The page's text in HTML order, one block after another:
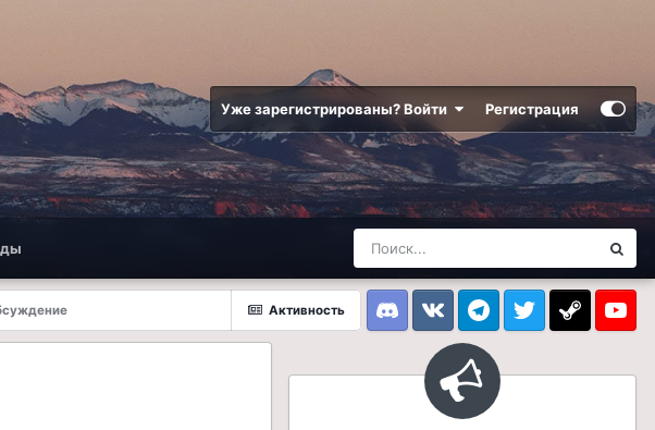
Уже зарегистрированы? Войти Регистрация
Активность
DiscordVK TelegramTwitter Steam